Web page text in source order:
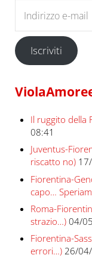
Iscriviti
Il ruggito della
08:41
Juventus-
riscatto no)
Fiorentina-
capo…
Roma-
strazio…) 04/
Fiorentina-
errori…) 26/